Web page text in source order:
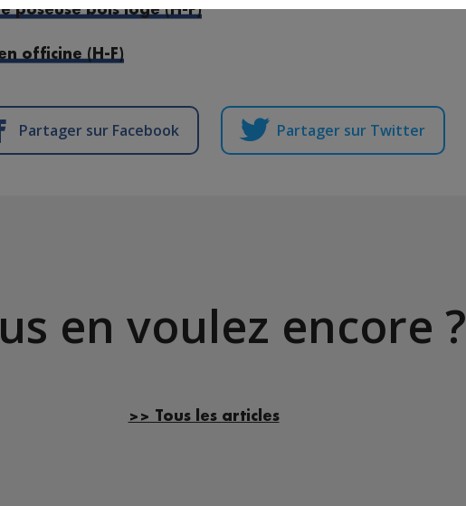
poseuse bois logé (H-F)
officine (H-F)
Partager sur Facebook Partager sur Twitter
en voulez encore ?
>> Tous les articles